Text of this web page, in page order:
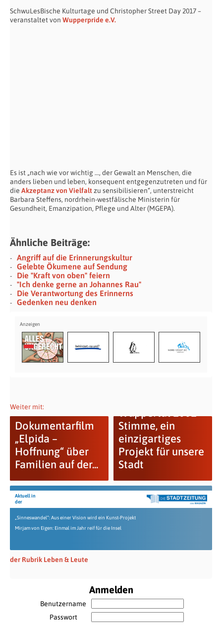
SchwuLesBische Kulturtage und Christopher Street Day 2017 –
veranstaltet von Wupperpride e.V.
Es ist „nach wie vor wichtig …, der Gewalt an Menschen, die
anders lieben und leben, konsequent entgegenzutreten und für
die Akzeptanz von Vielfalt zu sensibilisieren“, unterstreicht
Barbara Steffens, nordrhein-westfälische Ministerin für
Gesundheit, Emanzipation, Pflege und Alter (MGEPA).
Ähnliche Beiträge:
Angriff auf die Erinnerungskultur
Gelebte Ökumene auf Sendung
Die "Kraft von oben" feiern
"Ich denke gerne an Johannes Rau"
Die Verantwortung des Erinnerns
Gedenken neu denken
Weiter mit:
Dokumentarfilm
„Elpida –
Hoffnung“ über
Familien auf der...
Stimme, ein
einzigartiges
Projekt für unsere
Stadt
Aktuell in
der
„Sinneswandel“: Aus einer Vision wird ein Kunst-Projekt
Mirjam von Eigen: Einmal im Jahr reif für die Insel
der Rubrik Leben & Leute
Anmelden
Benutzername
Passwort